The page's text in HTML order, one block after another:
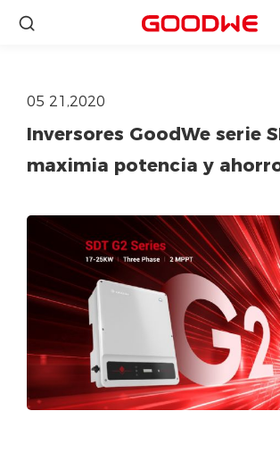
05 21,2020
Inversores GoodWe serie
maximia potencia y